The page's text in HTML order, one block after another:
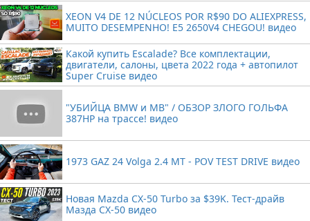
XEON V4 DE 12 NÚCLEOS POR R$90 DO ALIEXPRESS,
MUITO DESEMPENHO! E5 2650V4 CHEGOU! видео
Какой купить Escalade? Все комплектации,
двигатели, салоны, цвета 2022 года + автопилот
Super Cruise видео
"УБИЙЦА BMW и MB" / ОБЗОР ЗЛОГО ГОЛЬФА
387HP на трассе! видео
1973 GAZ 24 Volga 2.4 MT - POV TEST DRIVE видео
Новая Mazda CX-50 Turbo за $39K. Тест-драйв
Мазда CX-50 видео